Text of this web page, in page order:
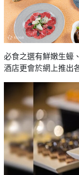
必食之選有鮮嫩生蠔
酒店更會於網上推出